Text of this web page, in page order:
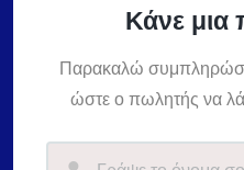
Κάνε
Παρακαλώ
ώστε ο πωλητής να